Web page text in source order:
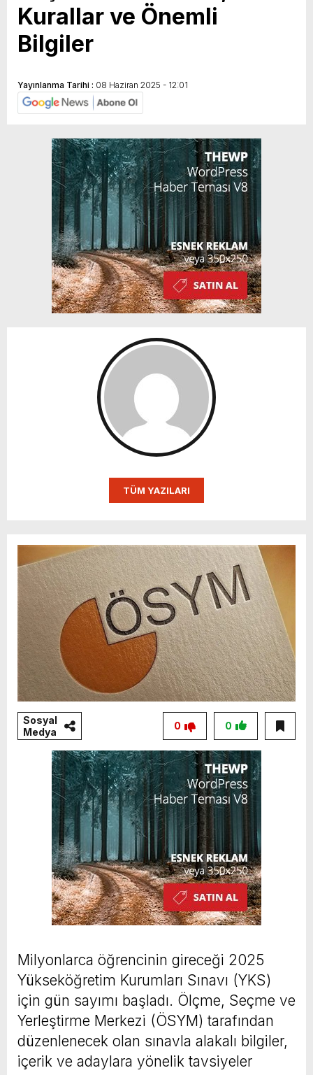
Kurallar ve Önemli
Bilgiler
Yayınlanma Tarihi : 08 Haziran 2025 - 12:01
TÜM YAZILARI
Sosyal
Medya
0
0
Milyonlarca öğrencinin gireceği 2025
Yükseköğretim Kurumları Sınavı (YKS)
için gün sayımı başladı. Ölçme, Seçme ve
Yerleştirme Merkezi (ÖSYM) tarafından
düzenlenecek olan sınavla alakalı bilgiler,
içerik ve adaylara yönelik tavsiyeler